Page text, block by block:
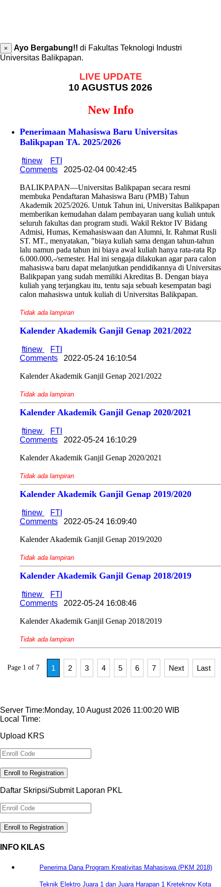
× Ayo Bergabung!! di Fakultas Teknologi Industri
Universitas Balikpapan.
LIVE UPDATE
10 AGUSTUS 2026
New Info
Penerimaan Mahasiswa Baru Universitas
Balikpapan TA. 2025/2026
ftinew
FTI
Comments
2025-02-04 00:42:45
BALIKPAPAN—Universitas Balikpapan secara resmi
membuka Pendaftaran Mahasiswa Baru (PMB) Tahun
Akademik 2025/2026. Untuk Tahun ini, Universitas Balikpapan
memberikan kemudahan dalam pembayaran uang kuliah untuk
seluruh fakultas dan program studi. Wakil Rektor IV Bidang
Admisi, Humas, Kemahasiswaan dan Alumni, Ir. Rahmat Rusli
ST. MT., menyatakan, "biaya kuliah sama dengan tahun-tahun
lalu namun pada tahun ini biaya awal kuliah hanya rata-rata Rp
6.000.000,-/semester. Hal ini sengaja dilakukan agar para calon
mahasiswa baru dapat melanjutkan pendidikannya di Universitas
Balikpapan yang sudah memiliki Akreditas B. Dengan biaya
kuliah yang terjangkau itu, tentu saja sebuah kesempatan bagi
calon mahasiswa untuk kuliah di Universitas Balikpapan.
Tidak ada lampiran
Kalender Akademik Ganjil Genap 2021/2022
ftinew
FTI
Comments
2022-05-24 16:10:54
Kalender Akademik Ganjil Genap 2021/2022
Tidak ada lampiran
Kalender Akademik Ganjil Genap 2020/2021
ftinew
FTI
Comments
2022-05-24 16:10:29
Kalender Akademik Ganjil Genap 2020/2021
Tidak ada lampiran
Kalender Akademik Ganjil Genap 2019/2020
ftinew
FTI
Comments
2022-05-24 16:09:40
Kalender Akademik Ganjil Genap 2019/2020
Tidak ada lampiran
Kalender Akademik Ganjil Genap 2018/2019
ftinew
FTI
Comments
2022-05-24 16:08:46
Kalender Akademik Ganjil Genap 2018/2019
Tidak ada lampiran
Page 1 of 7 1 2 3 4 5 6 7 Next Last
Server Time:Monday, 10 August 2026 11:00:20 WIB
Local Time:
Upload KRS
Enroll to Registration
Daftar Skripsi/Submit Laporan PKL
Enroll to Registration
INFO KILAS
Penerima Dana Program Kreativitas Mahasiswa (PKM 2018)
Teknik Elektro Juara 1 dan Juara Harapan 1 Kreteknov Kota